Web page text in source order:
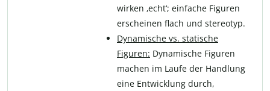
wirken ‚echt‘; einfache Figuren
erscheinen flach und stereotyp.
Dynamische vs. statische
Figuren: Dynamische Figuren
machen im Laufe der Handlung
eine Entwicklung durch,